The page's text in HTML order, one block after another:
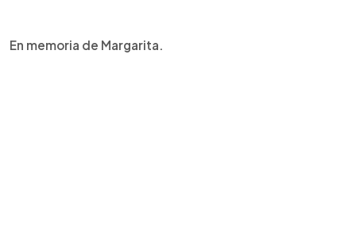
En memoria de Margarita.